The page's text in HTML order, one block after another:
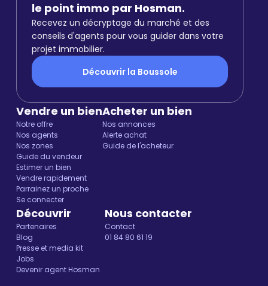
le point immo par Hosman.
Recevez un décryptage du marché et des
conseils d'agents pour vous guider dans votre
projet immobilier.
Découvrir la Boussole
Vendre un bien
Notre offre
Nos agents
Nos zones
Guide du vendeur
Estimer un bien
Vendre rapidement
Parrainez un proche
Se connecter
Acheter un bien
Nos annonces
Alerte achat
Guide de l'acheteur
Découvrir
Partenaires
Blog
Presse et media kit
Jobs
Devenir agent Hosman
Nous contacter
Contact
01 84 80 61 19